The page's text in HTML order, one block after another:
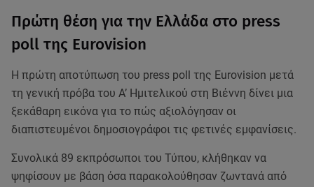
Πρώτη θέση για την Ελλάδα στο press
poll της Eurovision
Η πρώτη αποτύπωση του press poll της Eurovision μετά
τη γενική πρόβα του Α’ Ημιτελικού στη Βιέννη δίνει μια
ξεκάθαρη εικόνα για το πώς αξιολόγησαν οι
διαπιστευμένοι δημοσιογράφοι τις φετινές εμφανίσεις.
Συνολικά 89 εκπρόσωποι του Τύπου, κλήθηκαν να
ψηφίσουν με βάση όσα παρακολούθησαν ζωντανά από